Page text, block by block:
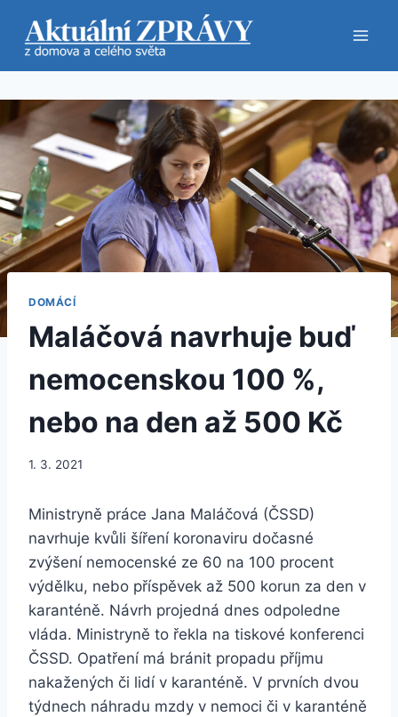
obsah
DOMÁCÍ
Maláčová navrhuje buď
nemocenskou 100 %,
nebo na den až 500 Kč
1. 3. 2021
Ministryně práce Jana Maláčová (ČSSD)
navrhuje kvůli šíření koronaviru dočasné
zvýšení nemocenské ze 60 na 100 procent
výdělku, nebo příspěvek až 500 korun za den v
karanténě. Návrh projedná dnes odpoledne
vláda. Ministryně to řekla na tiskové konferenci
ČSSD. Opatření má bránit propadu příjmu
nakažených či lidí v karanténě. V prvních dvou
týdnech náhradu mzdy v nemoci či v karanténě